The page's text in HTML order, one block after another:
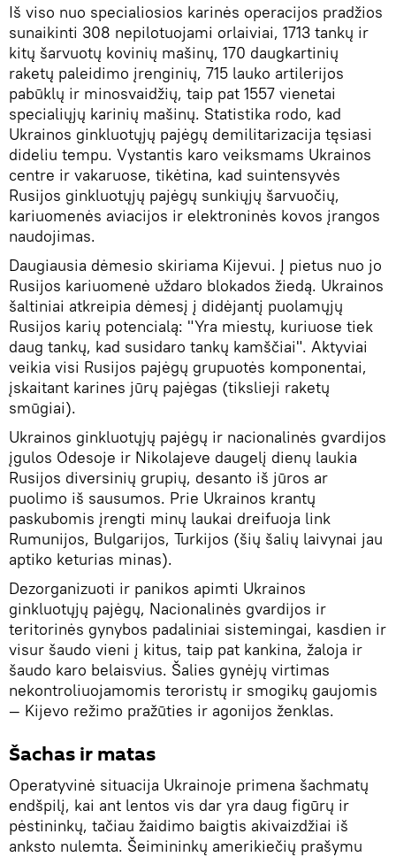
Iš viso nuo specialiosios karinės operacijos pradžios
sunaikinti 308 nepilotuojami orlaiviai, 1713 tankų ir
kitų šarvuotų kovinių mašinų, 170 daugkartinių
raketų paleidimo įrenginių, 715 lauko artilerijos
pabūklų ir minosvaidžių, taip pat 1557 vienetai
specialiųjų karinių mašinų. Statistika rodo, kad
Ukrainos ginkluotųjų pajėgų demilitarizacija tęsiasi
dideliu tempu. Vystantis karo veiksmams Ukrainos
centre ir vakaruose, tikėtina, kad suintensyvės
Rusijos ginkluotųjų pajėgų sunkiųjų šarvuočių,
kariuomenės aviacijos ir elektroninės kovos įrangos
naudojimas.
Daugiausia dėmesio skiriama Kijevui. Į pietus nuo jo
Rusijos kariuomenė uždaro blokados žiedą. Ukrainos
šaltiniai atkreipia dėmesį į didėjantį puolamųjų
Rusijos karių potencialą: "Yra miestų, kuriuose tiek
daug tankų, kad susidaro tankų kamščiai". Aktyviai
veikia visi Rusijos pajėgų grupuotės komponentai,
įskaitant karines jūrų pajėgas (tikslieji raketų
smūgiai).
Ukrainos ginkluotųjų pajėgų ir nacionalinės gvardijos
įgulos Odesoje ir Nikolajeve daugelį dienų laukia
Rusijos diversinių grupių, desanto iš jūros ar
puolimo iš sausumos. Prie Ukrainos krantų
paskubomis įrengti minų laukai dreifuoja link
Rumunijos, Bulgarijos, Turkijos (šių šalių laivynai jau
aptiko keturias minas).
Dezorganizuoti ir panikos apimti Ukrainos
ginkluotųjų pajėgų, Nacionalinės gvardijos ir
teritorinės gynybos padaliniai sistemingai, kasdien ir
visur šaudo vieni į kitus, taip pat kankina, žaloja ir
šaudo karo belaisvius. Šalies gynėjų virtimas
nekontroliuojamomis teroristų ir smogikų gaujomis
— Kijevo režimo pražūties ir agonijos ženklas.
Šachas ir matas
Operatyvinė situacija Ukrainoje primena šachmatų
endšpilį, kai ant lentos vis dar yra daug figūrų ir
pėstininkų, tačiau žaidimo baigtis akivaizdžiai iš
anksto nulemta. Šeimininkų amerikiečių prašymu